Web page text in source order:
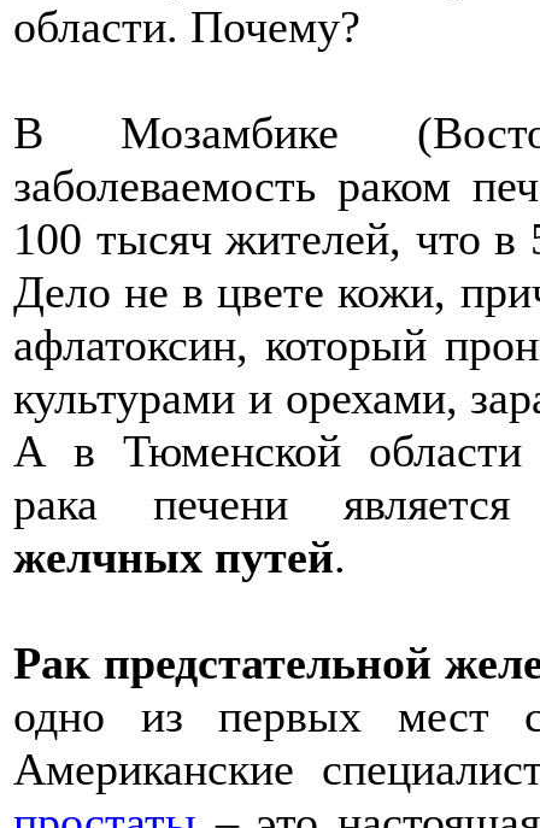
области. Почему?
В Мозамбике
заболеваемость раком
100 тысяч жителей, что
Дело не в цвете кожи,
афлатоксин, который
культурами и орехами,
А в Тюменской области
рака печени
желчных путей.
Рак предстательной
одно из первых мест
Американские